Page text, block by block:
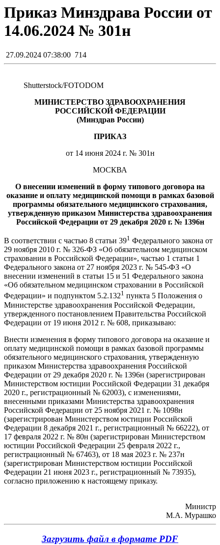
Приказ Минздрава России от
14.06.2024 № 301н
27.09.2024 07:38:00 714
Shutterstoсk/FOTODOM
МИНИСТЕРСТВО ЗДРАВООХРАНЕНИЯ
РОССИЙСКОЙ ФЕДЕРАЦИИ
(Минздрав России)
ПРИКАЗ
от 14 июня 2024 г. № 301н
МОСКВА
О внесении изменений в форму типового договора на
оказание и оплату медицинской помощи в рамках базовой
программы обязательного медицинского страхования,
утвержденную приказом Министерства здравоохранения
Российской Федерации от 29 декабря 2020 г. № 1396н
В соответствии с частью 8 статьи 391 Федерального закона от
29 ноября 2010 г. № 326-ФЗ «Об обязательном медицинском
страховании в Российской Федерации», частью 1 статьи 1
Федерального закона от 27 ноября 2023 г. № 545-ФЗ «О
внесении изменений в статьи 15 и 51 Федерального закона
«Об обязательном медицинском страховании в Российской
Федерации» и подпунктом 5.2.1321 пункта 5 Положения о
Министерстве здравоохранения Российской Федерации,
утвержденного постановлением Правительства Российской
Федерации от 19 июня 2012 г. № 608, приказываю:
Внести изменения в форму типового договора на оказание и
оплату медицинской помощи в рамках базовой программы
обязательного медицинского страхования, утвержденную
приказом Министерства здравоохранения Российской
Федерации от 29 декабря 2020 г. № 1396н (зарегистрирован
Министерством юстиции Российской Федерации 31 декабря
2020 г., регистрационный № 62003), с изменениями,
внесенными приказами Министерства здравоохранения
Российской Федерации от 25 ноября 2021 г. № 1098н
(зарегистрирован Министерством юстиции Российской
Федерации 8 декабря 2021 г., регистрационный № 66222), от
17 февраля 2022 г. № 80н (зарегистрирован Министерством
юстиции Российской Федерации 25 февраля 2022 г.,
регистрационный № 67463), от 18 мая 2023 г. № 237н
(зарегистрирован Министерством юстиции Российской
Федерации 21 июня 2023 г., регистрационный № 73935),
согласно приложению к настоящему приказу.
Министр
М.А. Мурашко
Загрузить файл в формате PDF